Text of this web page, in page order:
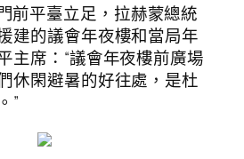
前平臺立足，拉赫蒙總統
建的議會年夜樓和當局年
主席：“議會年夜樓前廣場
休閑避暑的好往處，是杜
”